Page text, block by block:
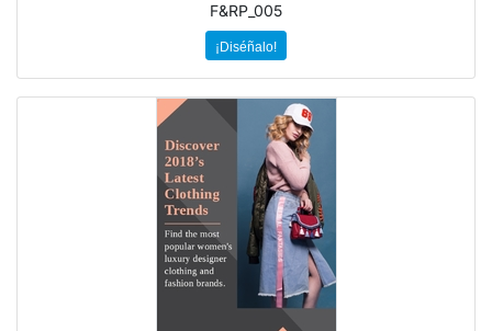
F&RP_005
¡Diséñalo!